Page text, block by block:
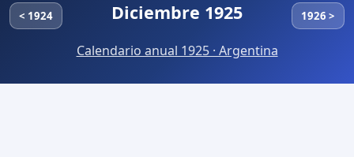
< 1924 Diciembre 1925 1926 >
Calendario anual 1925 · Argentina